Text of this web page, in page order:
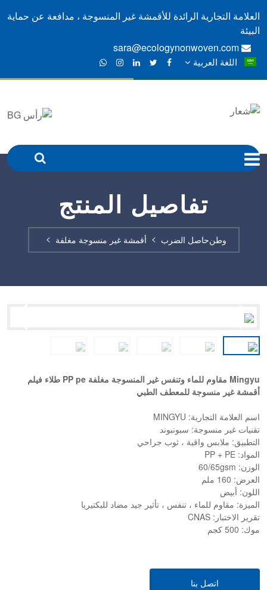
العلامة التجارية الرائدة للأقمشة غير المنسوجة ، مدافعة عن حماية
البيئة
sara@ecologynonwoven.com
اللغة العربية
تفاصيل المنتج
وطنحاصل الضرب أقمشة غير منسوجة مغلفة
Mingyu مقاوم للماء وتنفس غير المنسوجة مغلفة PP pe طلاء فيلم
أقمشة غير منسوجة للمعطف الطبي
اسم العلامة التجارية: MINGYU
تقنيات غير منسوجة: سبونبوند
التطبيق: ملابس واقية ، ثوب جراحي
المواد: PP + PE
الوزن: 60/65gsm
العرض: 160 ملم
اللون: أبيض
الميزة: مقاوم للماء ، تنفس ، تأثير جيد مضاد للبكتيريا
تقرير الاختبار: CNAS
موك: 500 كجم
اتصل بنا